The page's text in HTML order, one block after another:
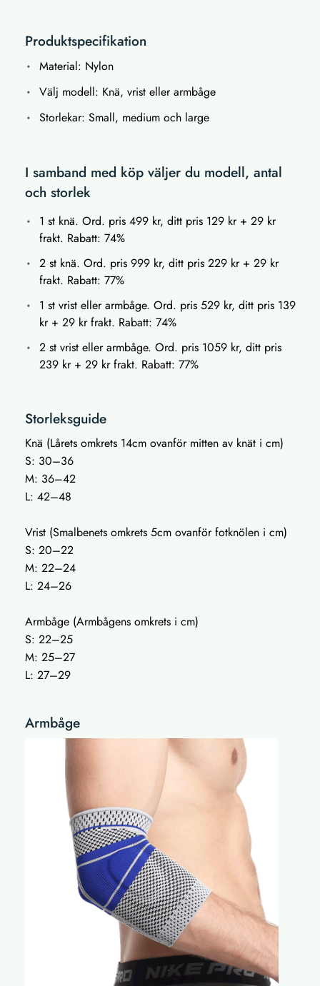
Produktspecifikation
Material: Nylon
Välj modell: Knä, vrist eller armbåge
Storlekar: Small, medium och large
I samband med köp väljer du modell, antal
och storlek
1 st knä. Ord. pris 499 kr, ditt pris 129 kr + 29 kr
frakt. Rabatt: 74%
2 st knä. Ord. pris 999 kr, ditt pris 229 kr + 29 kr
frakt. Rabatt: 77%
1 st vrist eller armbåge. Ord. pris 529 kr, ditt pris 139
kr + 29 kr frakt. Rabatt: 74%
2 st vrist eller armbåge. Ord. pris 1059 kr, ditt pris
239 kr + 29 kr frakt. Rabatt: 77%
Storleksguide
Knä (Lårets omkrets 14cm ovanför mitten av knät i cm)
S: 30–36
M: 36–42
L: 42–48
Vrist (Smalbenets omkrets 5cm ovanför fotknölen i cm)
S: 20–22
M: 22–24
L: 24–26
Armbåge (Armbågens omkrets i cm)
S: 22–25
M: 25–27
L: 27–29
Armbåge